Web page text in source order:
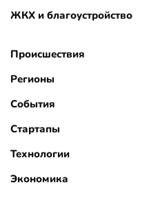
ЖКХ и благоустройство
Происшествия
Регионы
События
Стартапы
Технологии
Экономика